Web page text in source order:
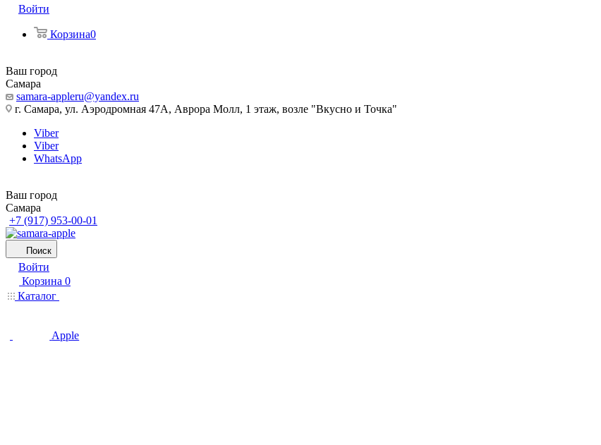
Войти
Корзина0
Ваш город
Самара
samara-appleru@yandex.ru
г. Самара, ул. Аэродромная 47А, Аврора Молл, 1 этаж, возле "Вкусно и Точка"
Viber
Viber
WhatsApp
Ваш город
Самара
+7 (917) 953-00-01
Поиск
Войти
Корзина 0
Каталог
Apple